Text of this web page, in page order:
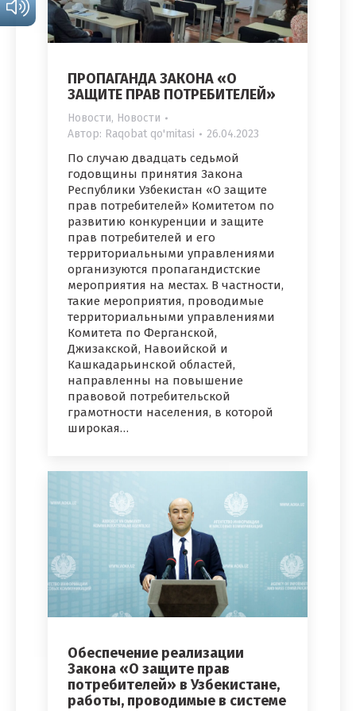
ПРОПАГАНДА ЗАКОНА «О
ЗАЩИТЕ ПРАВ ПОТРЕБИТЕЛЕЙ»
Новости, Новости
Автор: Raqobat qo'mitasi 26.04.2023
По случаю двадцать седьмой
годовщины принятия Закона
Республики Узбекистан «О защите
прав потребителей» Комитетом по
развитию конкуренции и защите
прав потребителей и его
территориальными управлениями
организуются пропагандистские
мероприятия на местах. В частности,
такие мероприятия, проводимые
территориальными управлениями
Комитета по Ферганской,
Джизакской, Навоийской и
Кашкадарьинской областей,
направленны на повышение
правовой потребительской
грамотности населения, в которой
широкая…
Обеспечение реализации
Закона «О защите прав
потребителей» в Узбекистане,
работы, проводимые в системе